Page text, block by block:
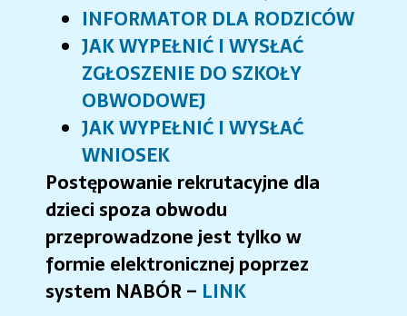
INFORMATOR DLA RODZICÓW
JAK WYPEŁNIĆ I WYSŁAĆ
ZGŁOSZENIE DO SZKOŁY
OBWODOWEJ
JAK WYPEŁNIĆ I WYSŁAĆ
WNIOSEK
Postępowanie rekrutacyjne dla
dzieci spoza obwodu
przeprowadzone jest tylko w
formie elektronicznej poprzez
system NABÓR – LINK